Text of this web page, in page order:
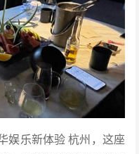
乐新体验 杭州，这座